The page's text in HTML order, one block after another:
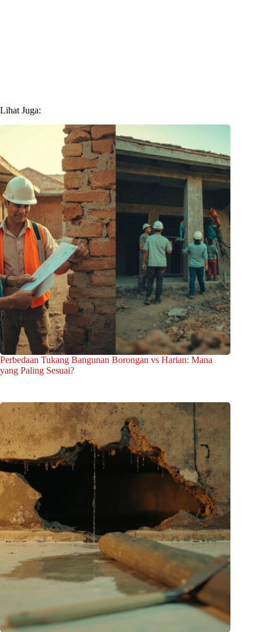
Lihat Juga:
Perbedaan Tukang Bangunan Borongan vs Harian: Mana
yang Paling Sesuai?